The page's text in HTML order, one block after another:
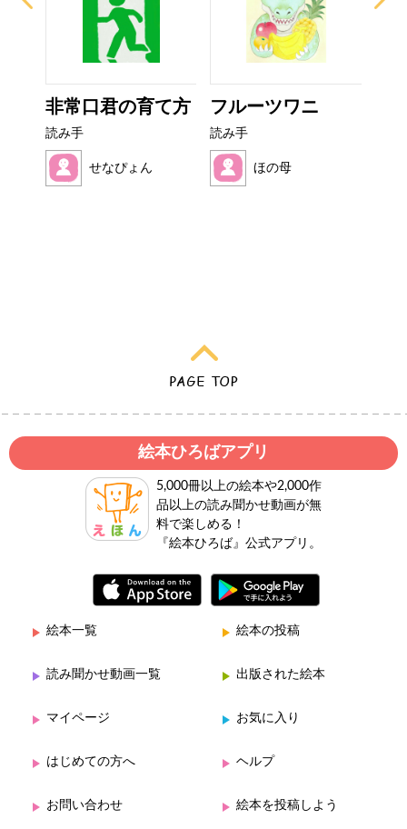
非常口君の育て方
読み手
せなぴょん
フルーツワニ
読み手
ほの母
絵本ひろばアプリ
5,000冊以上の絵本や2,000作
品以上の読み聞かせ動画が無
料で楽しめる！
『絵本ひろば』公式アプリ。
絵本一覧 絵本の投稿
読み聞かせ動画一覧 出版された絵本
マイページ お気に入り
はじめての方へ ヘルプ
お問い合わせ 絵本を投稿しよう